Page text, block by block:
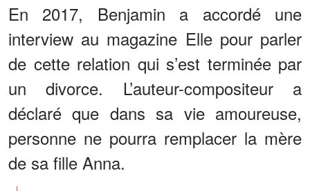
En 2017, Benjamin a accordé une
interview au magazine Elle pour parler
de cette relation qui s’est terminée par
un divorce. L’auteur-compositeur a
déclaré que dans sa vie amoureuse,
personne ne pourra remplacer la mère
de sa fille Anna.